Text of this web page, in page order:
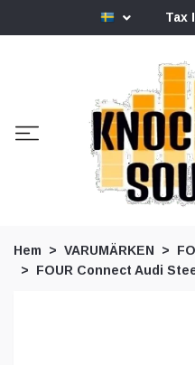
Tax
Hem VARUMÄRKEN
FOUR Connect Audi